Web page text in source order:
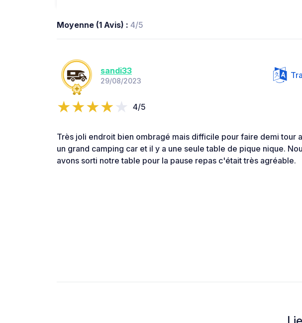
Moyenne (1 Avis) : 4/5
sandi33
29/08/2023
4/5
Très joli endroit bien ombragé mais difficile pour faire demi tour
un grand camping car et il y a une seule table de pique nique.
avons sorti notre table pour la pause repas c'était très agréable.